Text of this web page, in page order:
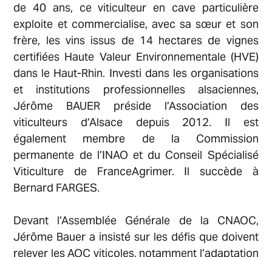
Accueil
Nos membres
Nos actions
de 40 ans, ce viticulteur en cave particulière
exploite et commercialise, avec sa sœur et son
frère, les vins issus de 14 hectares de vignes
certifiées Haute Valeur Environnementale (HVE)
dans le Haut-Rhin. Investi dans les organisations
et institutions professionnelles alsaciennes,
Jérôme BAUER préside l’Association des
viticulteurs d’Alsace depuis 2012. Il est
également membre de la Commission
permanente de l’INAO et du Conseil Spécialisé
Viticulture de FranceAgrimer. Il succède à
Bernard FARGES.
Devant l’Assemblée Générale de la CNAOC,
Jérôme Bauer a insisté sur les défis que doivent
relever les AOC viticoles, notamment l’adaptation